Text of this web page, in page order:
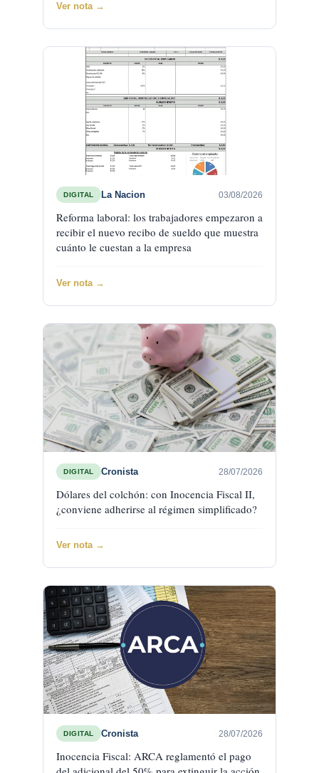
Ver nota →
DIGITAL La Nacion 03/08/2026
Reforma laboral: los trabajadores empezaron a
recibir el nuevo recibo de sueldo que muestra
cuánto le cuestan a la empresa
Ver nota →
DIGITAL Cronista 28/07/2026
Dólares del colchón: con Inocencia Fiscal II,
¿conviene adherirse al régimen simplificado?
Ver nota →
DIGITAL Cronista 28/07/2026
Inocencia Fiscal: ARCA reglamentó el pago